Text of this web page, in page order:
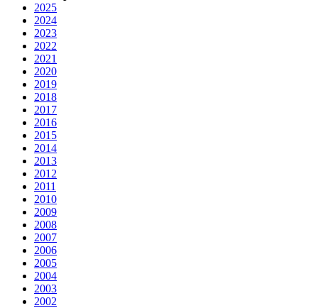
2025
2024
2023
2022
2021
2020
2019
2018
2017
2016
2015
2014
2013
2012
2011
2010
2009
2008
2007
2006
2005
2004
2003
2002